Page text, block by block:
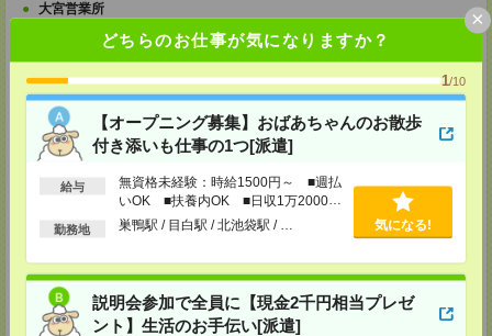
どちらのお仕事が気になりますか？
1/10
【オープニング募集】おばあちゃんのお散歩
付き添いも仕事の1つ[派遣]
給与
無資格未経験：時給1500円～ ■週払
いOK ■扶養内OK ■日収1万2000円
以上
勤務地 巣鴨駅 / 目白駅 / 北池袋駅 / … 気になる!
説明会参加で全員に【現金2千円相当プレゼ
ント】生活のお手伝い[派遣]
×
大宮営業所
埼玉県さいたま市大宮区桜木町2-8-3 阪デンタルビル5F
TEL：048-640-4520
担当：採用センター
川越営業所
埼玉県川越市脇田本町11-1 川越シティービル6F
TEL：049-238-7117
担当：採用センター
越谷営業所
埼玉県越谷市南越谷1-16-8 イーストサンビル5 5F
TEL：048-990-4510
担当：採用センター
錦糸町営業所
東京都墨田区江東橋4-19-3 錦糸町ミハマビル 3F
TEL：03-5669-4522
担当：採用センター